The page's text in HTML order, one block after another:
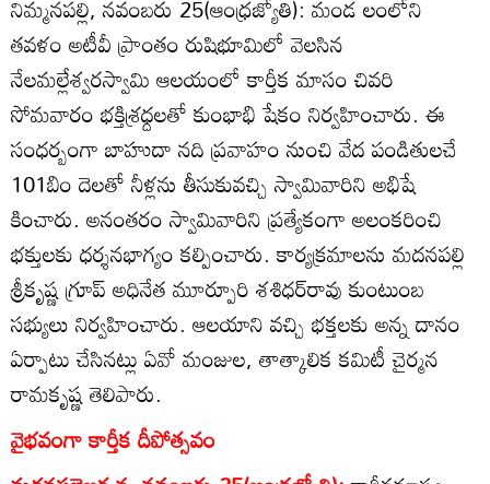
తవళం అటీవీ ప్రాంతం రుషిభూమిలో వెలసిన
నేలమల్లేశ్వరస్వామి ఆలయంలో కార్తీక మాసం చివరి
సోమవారం భక్తిశ్రధ్దలతో కుంభాభి షేకం నిర్వహించారు. ఈ
సంధర్బంగా బాహుదా నది ప్రవాహం నుంచి వేద పండితులచే
101బిం దెలతో నీళ్లను తీసుకువచ్చి స్వామివారిని అభిషే
కించారు. అనంతరం స్వామివారిని ప్రత్యేకంగా అలంకరించి
భక్తులకు ధర్శనభాగ్యం కల్పించారు. కార్యక్రమాలను మదనపల్లి
శ్రీకృష్ణ గ్రూప్‌ అధినేత మూర్పూరి శశిధర్‌రావు కుంటుంబ
సభ్యులు నిర్వహించారు. ఆలయాని వచ్చి భక్తలకు అన్న దానం
ఏర్పాటు చేసినట్లు ఏవో మంజుల, తాత్కాలిక కమిటీ చైర్మన
రామకృష్ణ తెలిపారు.
వైభవంగా కార్తీక దీపోత్సవం